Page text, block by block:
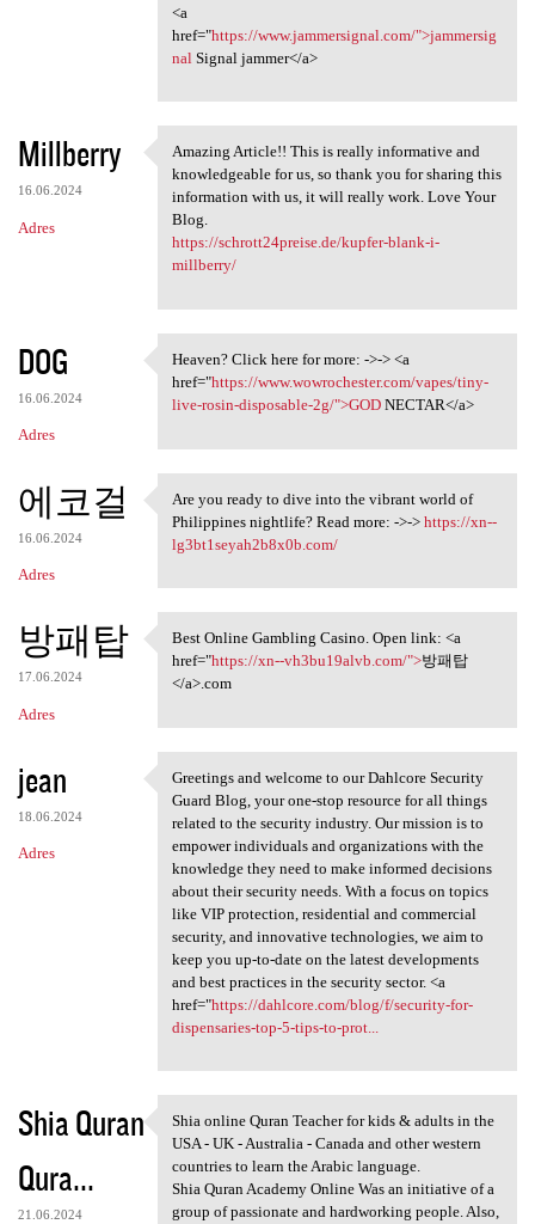
<a
href="https://www.jammersignal.com/">jammersig
nal Signal jammer</a>
Millberry
16.06.2024
Adres
Amazing Article!! This is
Amazing Article!! This is really informative and
knowledgeable for us, so thank you for sharing this
information with us, it will really work. Love Your
Blog.
https://schrott24preise.de/kupfer-blank-i-
millberry/
DOG
16.06.2024
Adres
Heaven? Click here for more:
Heaven? Click here for more: ->-> <a
href="https://www.wowrochester.com/vapes/tiny-
live-rosin-disposable-2g/">GODNECTAR</a>
에코걸
16.06.2024
Adres
Are you ready to dive into
Are you ready to dive into the vibrant world of
Philippines nightlife? Read more: ->-> https://xn--
lg3bt1seyah2b8x0b.com/
방패탑
17.06.2024
Adres
Best Online Gambling Casino.
Best Online Gambling Casino. Open link: <a
href="https://xn--vh3bu19alvb.com/">방패탑
</a>.com
jean
18.06.2024
Adres
Greetings and welcome to our
Greetings and welcome to our Dahlcore Security
Guard Blog, your one-stop resource for all things
related to the security industry. Our mission is to
empower individuals and organizations with the
knowledge they need to make informed decisions
about their security needs. With a focus on topics
like VIP protection, residential and commercial
security, and innovative technologies, we aim to
keep you up-to-date on the latest developments
and best practices in the security sector. <a
href="https://dahlcore.com/blog/f/security-for-
dispensaries-top-5-tips-to-prot...
Shia Quran
Qura...
21.06.2024
Shia online Quran Teacher for
Shia online Quran Teacher for kids & adults in the
USA - UK - Australia - Canada and other western
countries to learn the Arabic language.
Shia Quran Academy Online Was an initiative of a
group of passionate and hardworking people. Also,